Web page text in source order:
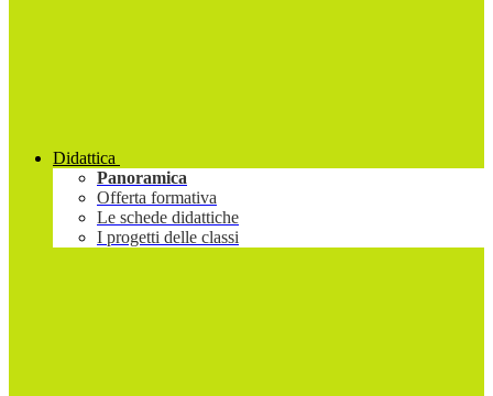
Didattica
Panoramica
Offerta formativa
Le schede didattiche
I progetti delle classi